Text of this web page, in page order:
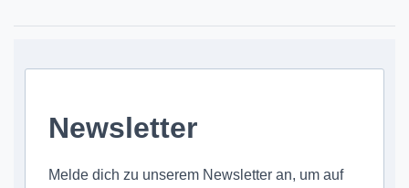
Newsletter
Melde dich zu unserem Newsletter an, um auf